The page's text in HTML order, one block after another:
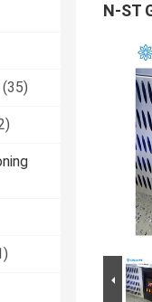
(35)
N-ST